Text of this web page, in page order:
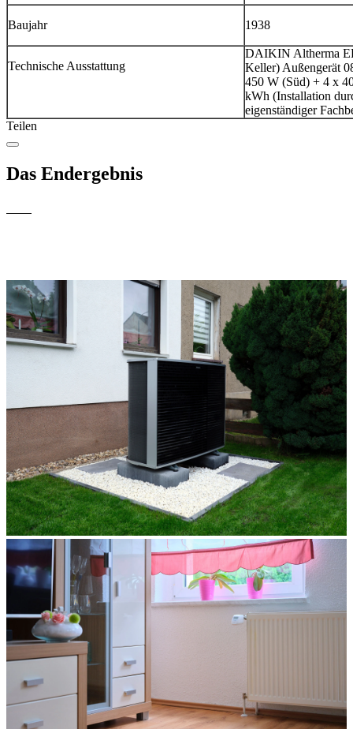
Baujahr 1938
Technische Ausstattung
DAIKIN Altherma
Keller) Außengerät
450 W (Süd) + 4 x
kWh (Installation
eigenständiger
Teilen
Das Endergebnis